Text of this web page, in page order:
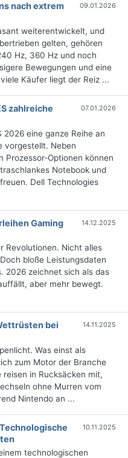
nach extrem
09.01.2026
weiterentwickelt, und
gelten, gehören
Hz, 360 Hz und noch
Bewegungen und eine
Käufer liegt der Reiz ...
zahlreiche
07.01.2026
2026 eine ganze Reihe an
vorgestellt. Neben
Prozessor-Optionen können
Notebook und
Dell Technologies
Gaming
14.12.2025
Revolutionen. Nicht alles
bloße Leistungsdaten
2026 zeichnet sich als das
aber mehr bewegt.
bei
14.11.2025
Was einst als
zum Motor der Branche
in Rucksäcken mit,
ohne Murren vom
Nintendo an ...
10.11.2025
technologischen